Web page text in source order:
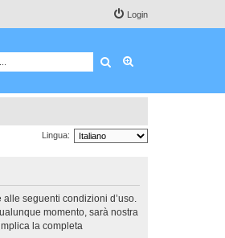
Login
Cerca
Lingua:
alle seguenti condizioni d’uso.
momento, sarà nostra
la completa